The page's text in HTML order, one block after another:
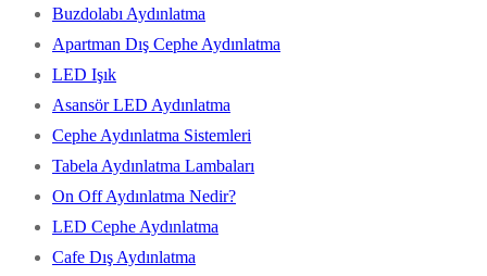
Buzdolabı Aydınlatma
Apartman Dış Cephe Aydınlatma
LED Işık
Asansör LED Aydınlatma
Cephe Aydınlatma Sistemleri
Tabela Aydınlatma Lambaları
On Off Aydınlatma Nedir?
LED Cephe Aydınlatma
Cafe Dış Aydınlatma